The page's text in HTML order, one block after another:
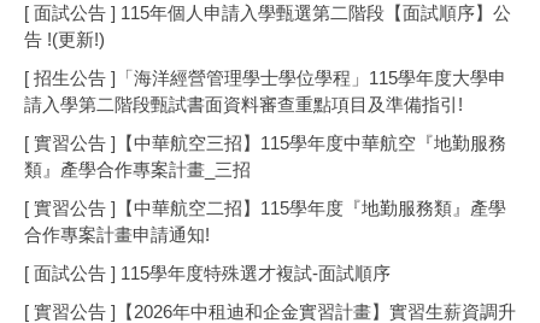
[ 面試公告 ] 115年個人申請入學甄選第二階段【面試順序】公
告 !(更新!)
[ 招生公告 ]「海洋經營管理學士學位學程」115學年度大學申
請入學第二階段甄試書面資料審查重點項目及準備指引!
[ 實習公告 ]【中華航空三招】115學年度中華航空『地勤服務
類』產學合作專案計畫_三招
[ 實習公告 ]【中華航空二招】115學年度『地勤服務類』產學
合作專案計畫申請通知!
[ 面試公告 ] 115學年度特殊選才複試-面試順序
[ 實習公告 ]【2026年中租迪和企金實習計畫】實習生薪資調升